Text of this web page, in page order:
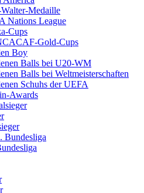
Medaille
Nations League
Cups
Gold-Cups
Boy
Balls bei U20-WM
Balls bei Weltmeisterschaften
Schuhs der UEFA
Awards
Bundesliga